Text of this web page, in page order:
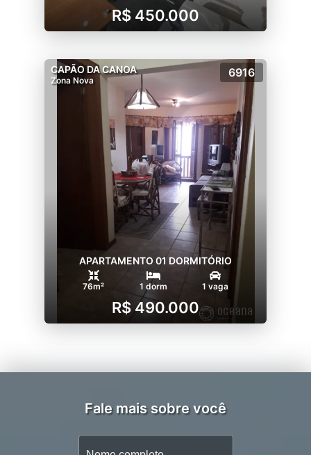
R$ 450.000
CAPÃO DA CANOA
Zona Nova
6916
APARTAMENTO 01 DORMITÓRIO
76m² 1 dorm 1 vaga
R$ 490.000
Fale mais sobre você